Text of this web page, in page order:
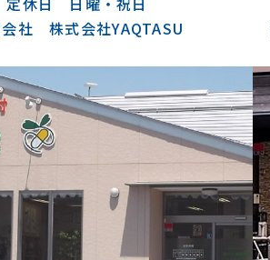
社 株式会社YAQTASU